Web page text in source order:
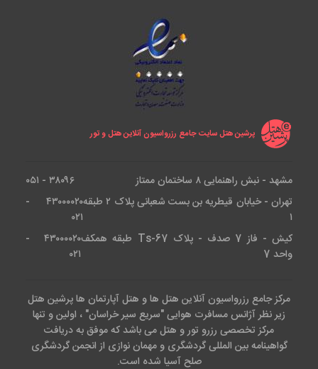
پرشین هتل سایت جامع رزرواسیون آنلاین هتل و تور
مشهد - نبش راهنمایی ۸ ساختمان ممتاز
۳۸۰۹۶ - ۰۵۱
تهران - خیابان قیطریه بن بست شعبانی پلاک ۲ طبقه
۱
۴۳۰۰۰۰۲۰ -
۰۲۱
کیش - فاز 7 صدف - پلاک Ts-67 طبقه همکف
واحد 7
۴۳۰۰۰۰۲۰ -
۰۲۱
مرکز جامع رزرواسیون آنلاین هتل ها و هتل آپارتمان ها پرشین هتل
زیر نظر آژانس مسافرت هوایی "سریع سیر خراسان" ، اولین و تنها
مرکز تخصصی رزرو تور و هتل می باشد که موفق به دریافت
گواهینامه بین المللی گردشگری و مهمان نوازی از انجمن گردشگری
صلح آسیا شده است.